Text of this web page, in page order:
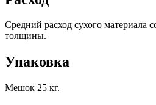
Средний расход сухого материала
толщины.
Упаковка
Мешок 25 кг.